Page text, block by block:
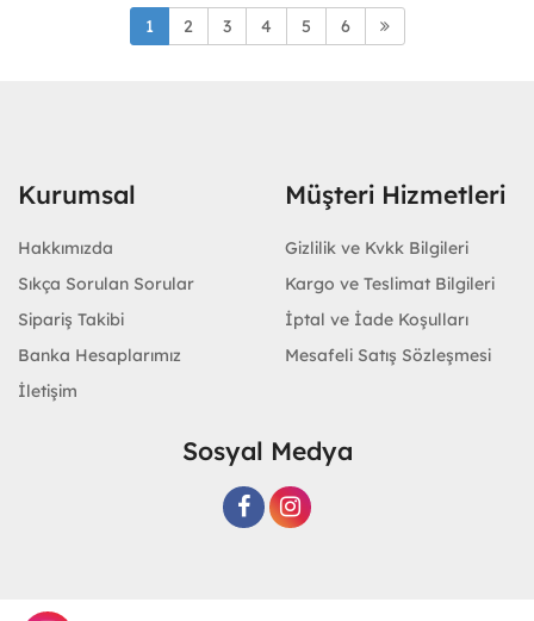
1 2 3 4 5 6
Kurumsal
Hakkımızda
Sıkça Sorulan Sorular
Sipariş Takibi
Banka Hesaplarımız
İletişim
Müşteri Hizmetleri
Gizlilik ve Kvkk Bilgileri
Kargo ve Teslimat Bilgileri
İptal ve İade Koşulları
Mesafeli Satış Sözleşmesi
Sosyal Medya